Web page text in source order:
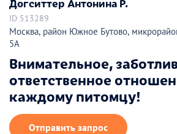
Догситтер Антонина Р.
ID 513289
Москва, район Южное Бутово,
5А
Внимательное,
ответственное
каждому питомцу!
Отправить запрос